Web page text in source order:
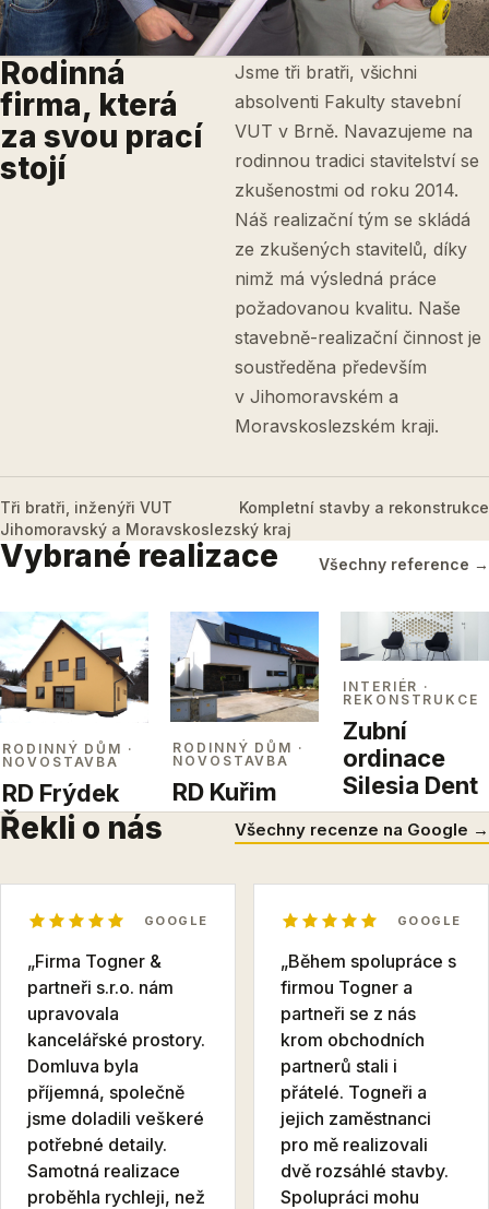
Rodinná
firma, která
za svou prací
stojí
Jsme tři bratři, všichni
absolventi Fakulty stavební
VUT v Brně. Navazujeme na
rodinnou tradici stavitelství se
zkušenostmi od roku 2014.
Náš realizační tým se skládá
ze zkušených stavitelů, díky
nimž má výsledná práce
požadovanou kvalitu. Naše
stavebně-realizační činnost je
soustředěna především
v Jihomoravském a
Moravskoslezském kraji.
Tři bratři, inženýři VUT
Kompletní stavby a rekonstrukce
Jihomoravský a Moravskoslezský kraj
Vybrané realizace Všechny reference →
RODINNÝ DŮM ·
NOVOSTAVBA
RD Frýdek
RODINNÝ DŮM ·
NOVOSTAVBA
RD Kuřim
INTERIÉR ·
REKONSTRUKCE
Zubní
ordinace
Silesia Dent
Řekli o nás Všechny recenze na Google →
GOOGLE
„Firma Togner &
partneři s.r.o. nám
upravovala
kancelářské prostory.
Domluva byla
příjemná, společně
jsme doladili veškeré
potřebné detaily.
Samotná realizace
proběhla rychleji, než
GOOGLE
„Během spolupráce s
firmou Togner a
partneři se z nás
krom obchodních
partnerů stali i
přátelé. Togneři a
jejich zaměstnanci
pro mě realizovali
dvě rozsáhlé stavby.
Spolupráci mohu